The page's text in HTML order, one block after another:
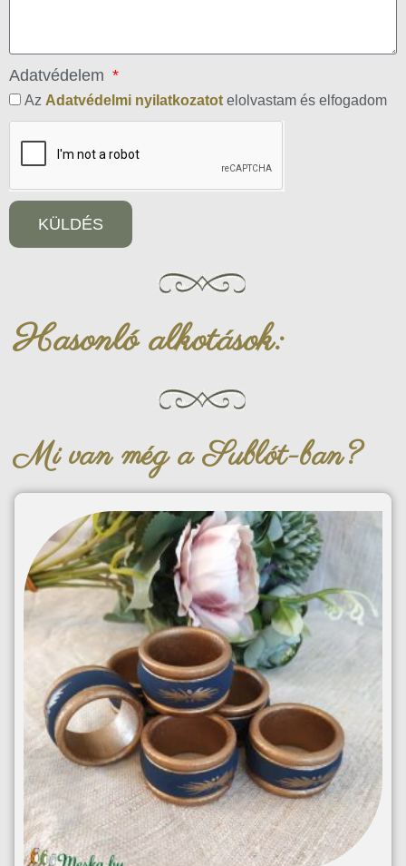
Adatvédelem
Az Adatvédelmi nyilatkozatot elolvastam és elfogadom
KÜLDÉS
Hasonló alkotások:
Mi van még a Sublót-ban?